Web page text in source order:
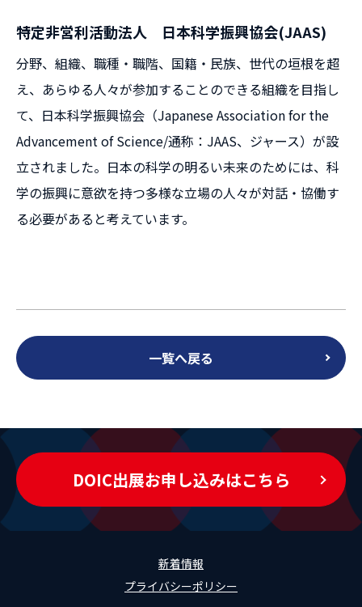
特定非営利活動法人 日本科学振興協会(JAAS)
分野、組織、職種・職階、国籍・民族、世代の垣根を超
え、あらゆる人々が参加することのできる組織を目指し
て、日本科学振興協会（Japanese Association for the
Advancement of Science/通称：JAAS、ジャース）が設
立されました。日本の科学の明るい未来のためには、科
学の振興に意欲を持つ多様な立場の人々が対話・協働す
る必要があると考えています。
一覧へ戻る
DOIC出展お申し込みはこちら
新着情報
プライバシーポリシー